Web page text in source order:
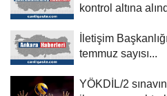
kontrol altına
İletişim
temmuz sayısı...
YÖKDİL/2